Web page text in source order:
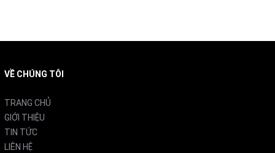
VỀ CHÚNG TÔI
TRANG CHỦ
GIỚI THIỆU
TIN TỨC
LIÊN HỆ